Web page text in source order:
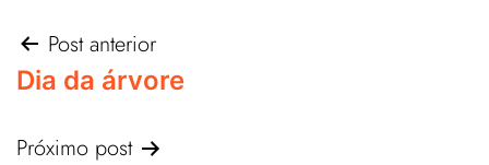
Post anterior
Dia da árvore
Próximo post